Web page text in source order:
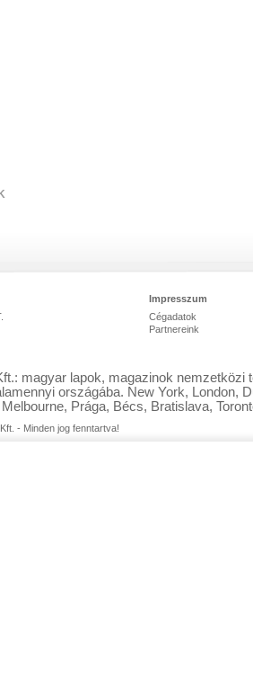
Impresszum
Cégadatok
Partnereink
magyar lapok, magazinok nemzetközi
országába. New York, London,
Prága, Bécs, Bratislava,
- Minden jog fenntartva!